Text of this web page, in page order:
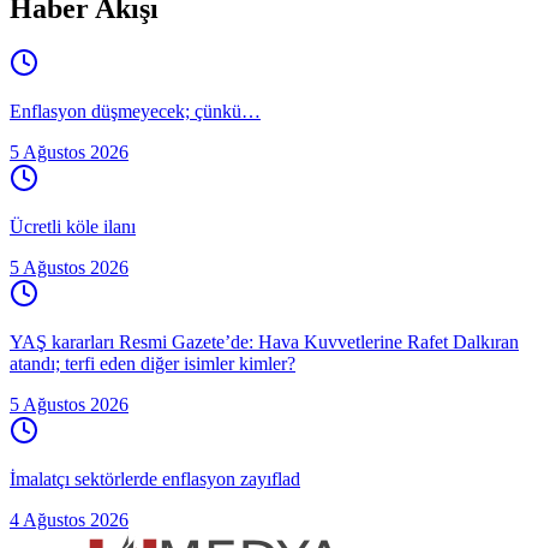
Haber Akışı
Enflasyon düşmeyecek; çünkü…
5 Ağustos 2026
Ücretli köle ilanı
5 Ağustos 2026
YAŞ kararları Resmi Gazete’de: Hava Kuvvetlerine Rafet Dalkıran
atandı; terfi eden diğer isimler kimler?
5 Ağustos 2026
İmalatçı sektörlerde enflasyon zayıflad
4 Ağustos 2026